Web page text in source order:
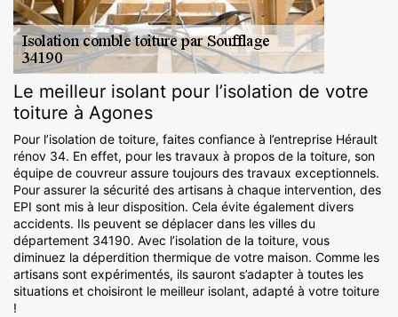
Le meilleur isolant pour l’isolation de votre
toiture à Agones
Pour l’isolation de toiture, faites confiance à l’entreprise Hérault
rénov 34. En effet, pour les travaux à propos de la toiture, son
équipe de couvreur assure toujours des travaux exceptionnels.
Pour assurer la sécurité des artisans à chaque intervention, des
EPI sont mis à leur disposition. Cela évite également divers
accidents. Ils peuvent se déplacer dans les villes du
département 34190. Avec l’isolation de la toiture, vous
diminuez la déperdition thermique de votre maison. Comme les
artisans sont expérimentés, ils sauront s’adapter à toutes les
situations et choisiront le meilleur isolant, adapté à votre toiture
!